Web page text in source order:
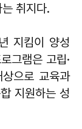
취지다.
지킴이 양성
그램은 고립·
으로 교육과
지원하는 성